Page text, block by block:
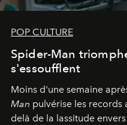
POP CULTURE
Spider-Man
s'essoufflent
Moins d'une semaine
Man pulvérise les
delà de la lassitude